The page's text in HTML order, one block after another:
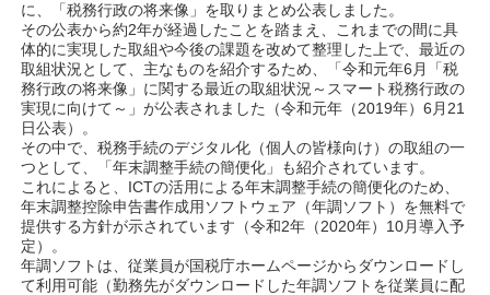
に、「税務行政の将来像」を取りまとめ公表しました。
その公表から約2年が経過したことを踏まえ、これまでの間に具
体的に実現した取組や今後の課題を改めて整理した上で、最近の
取組状況として、主なものを紹介するため、「令和元年6月「税
務行政の将来像」に関する最近の取組状況～スマート税務行政の
実現に向けて～」が公表されました（令和元年（2019年）6月21
日公表）。
その中で、税務手続のデジタル化（個人の皆様向け）の取組の一
つとして、「年末調整手続の簡便化」も紹介されています。
これによると、ICTの活用による年末調整手続の簡便化のため、
年末調整控除申告書作成用ソフトウェア（年調ソフト）を無料で
提供する方針が示されています（令和2年（2020年）10月導入予
定）。
年調ソフトは、従業員が国税庁ホームページからダウンロードし
て利用可能（勤務先がダウンロードした年調ソフトを従業員に配